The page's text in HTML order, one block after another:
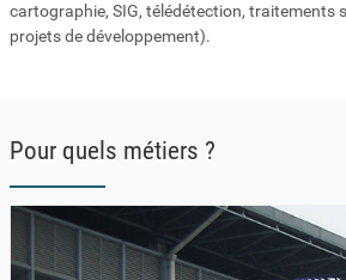
cartographie, SIG, télédétection, traitements
projets de développement).
Pour quels métiers ?